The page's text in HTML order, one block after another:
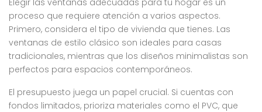
Elegir las ventanas adecuadas para tu hogar es un
proceso que requiere atención a varios aspectos.
Primero, considera el tipo de vivienda que tienes. Las
ventanas de estilo clásico son ideales para casas
tradicionales, mientras que los diseños minimalistas son
perfectos para espacios contemporáneos.
El presupuesto juega un papel crucial. Si cuentas con
fondos limitados, prioriza materiales como el PVC, que